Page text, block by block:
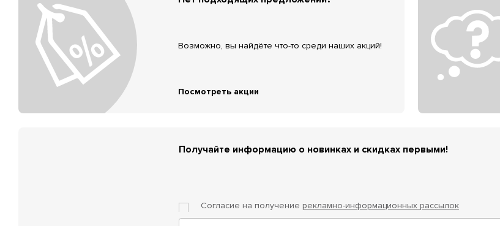
Возможно, вы найдёте что-то среди наших акций!
Посмотреть акции
Получайте информацию о новинках и скидках первыми!
Согласие на получение рекламно-информационных рассылок